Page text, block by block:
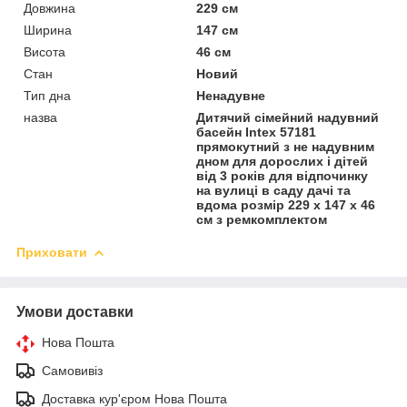
Довжина
229 см
Ширина
147 см
Висота
46 см
Стан
Новий
Тип дна
Ненадувне
назва
Дитячий сімейний надувний
басейн Intex 57181
прямокутний з не надувним
дном для дорослих і дітей
від 3 років для відпочинку
на вулиці в саду дачі та
вдома розмір 229 x 147 x 46
см з ремкомплектом
Приховати
Умови доставки
Нова Пошта
Самовивіз
Доставка кур'єром Нова Пошта